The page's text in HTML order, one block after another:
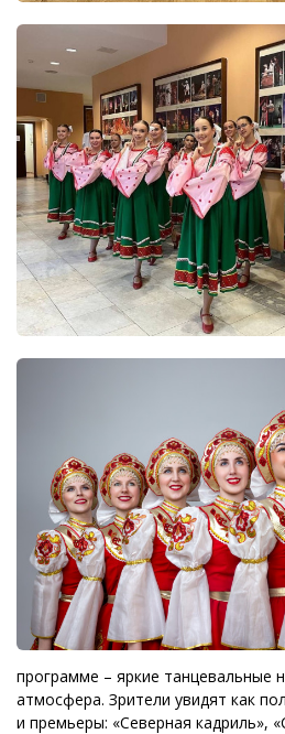
программе – яркие танцевальные
атмосфера. Зрители увидят как
и премьеры: «Северная кадриль»,